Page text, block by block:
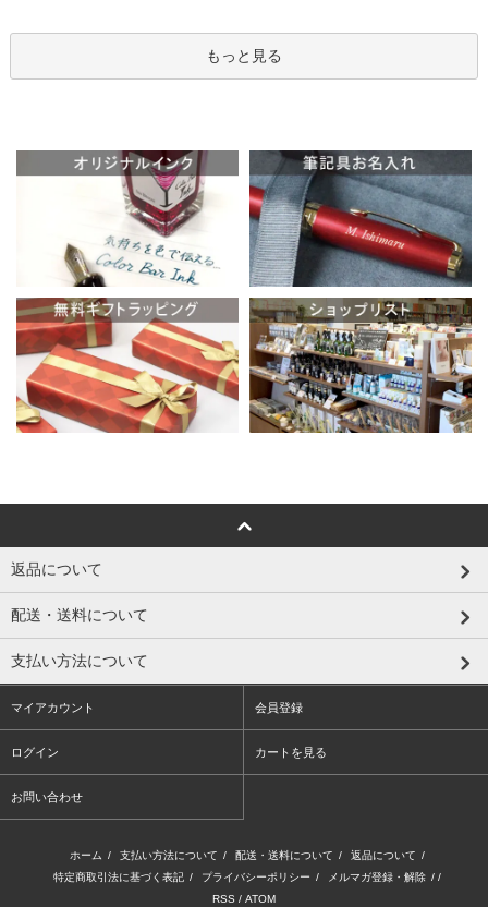
もっと見る
返品について
配送・送料について
支払い方法について
マイアカウント 会員登録
ログイン カートを見る
お問い合わせ
ホーム / 支払い方法について / 配送・送料について / 返品について /
特定商取引法に基づく表記 / プライバシーポリシー / メルマガ登録・解除 / /
RSS / ATOM